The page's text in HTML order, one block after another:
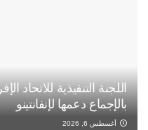
اللجنة التنفيذية للاتحاد
بالإجماع دعمها لإنفانتينو
أغسطس 6, 2026